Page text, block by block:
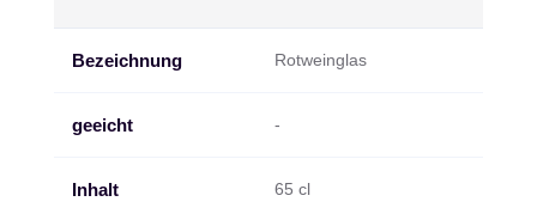
Bezeichnung Rotweinglas
geeicht -
Inhalt 65 cl